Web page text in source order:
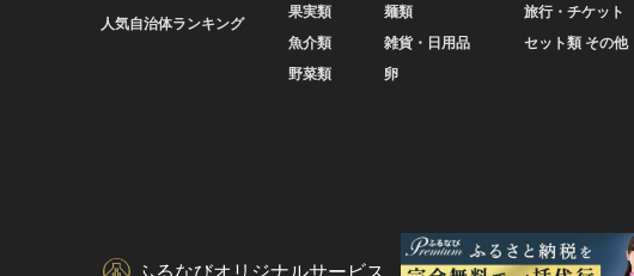
人気自治体ランキング
果実類
魚介類
野菜類
麺類
雑貨・日用品
卵
旅行・チケット
セット類 その他